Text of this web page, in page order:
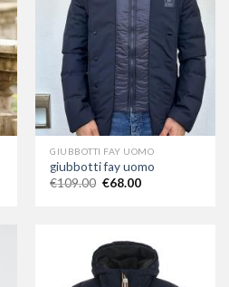
GIUBBOTTI FAY UOMO
giubbotti fay uomo
€109.00 €68.00